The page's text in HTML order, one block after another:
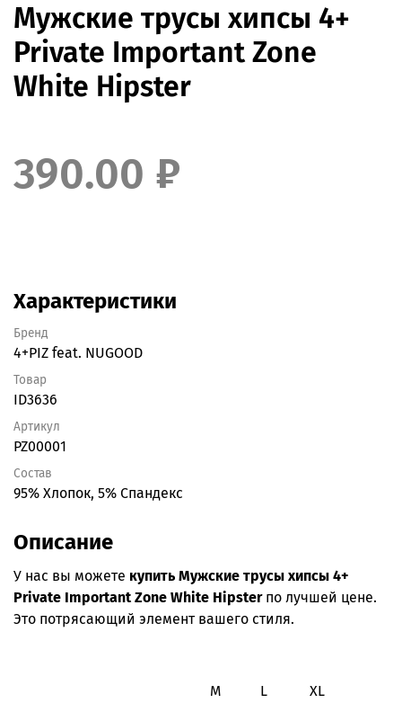
Мужские трусы хипсы 4+
Private Important Zone
White Hipster
390.00 ₽
Характеристики
Бренд
4+PIZ feat. NUGOOD
Товар
ID3636
Артикул
PZ00001
Состав
95% Хлопок, 5% Спандекс
Описание
У нас вы можете купить Мужские трусы хипсы 4+
Private Important Zone White Hipsterпо лучшей цене.
Это потрясающий элемент вашего стиля.
M L
XL